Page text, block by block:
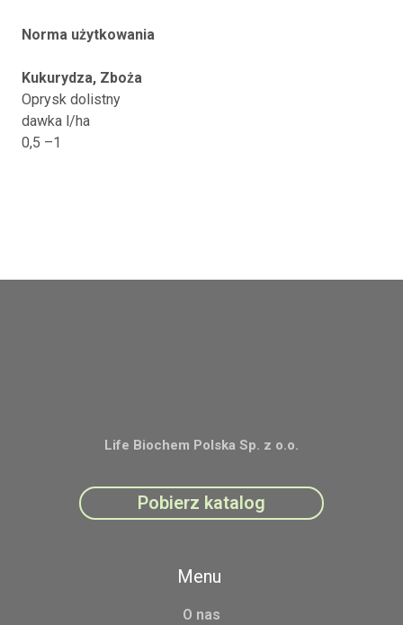
Norma użytkowania
Kukurydza, Zboża
Oprysk dolistny
dawka l/ha
0,5 –1
Life Biochem Polska Sp. z o.o.
Pobierz katalog
Menu
O nas